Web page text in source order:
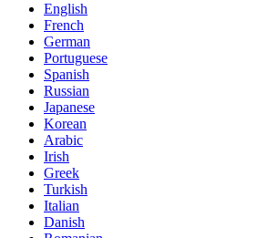
English
French
German
Portuguese
Spanish
Russian
Japanese
Korean
Arabic
Irish
Greek
Turkish
Italian
Danish